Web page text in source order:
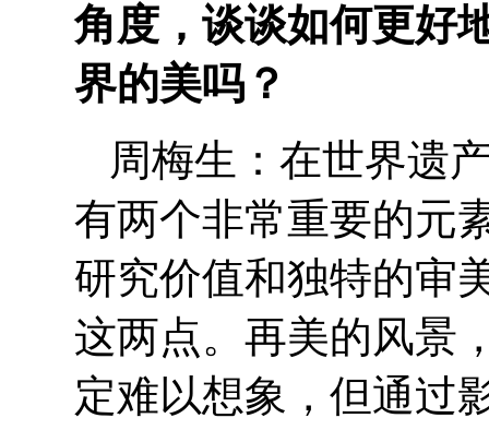
角度，谈谈如何更好
界的美吗？
周梅生：在世界遗
有两个非常重要的元
研究价值和独特的审
这两点。再美的风景
定难以想象，但通过